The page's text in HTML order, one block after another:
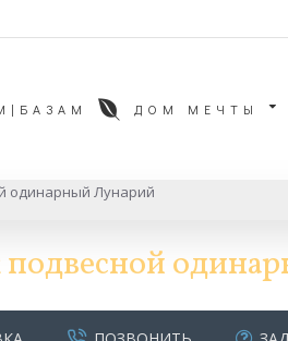
ДОМ МЕЧТЫ
одинарный Лунарий